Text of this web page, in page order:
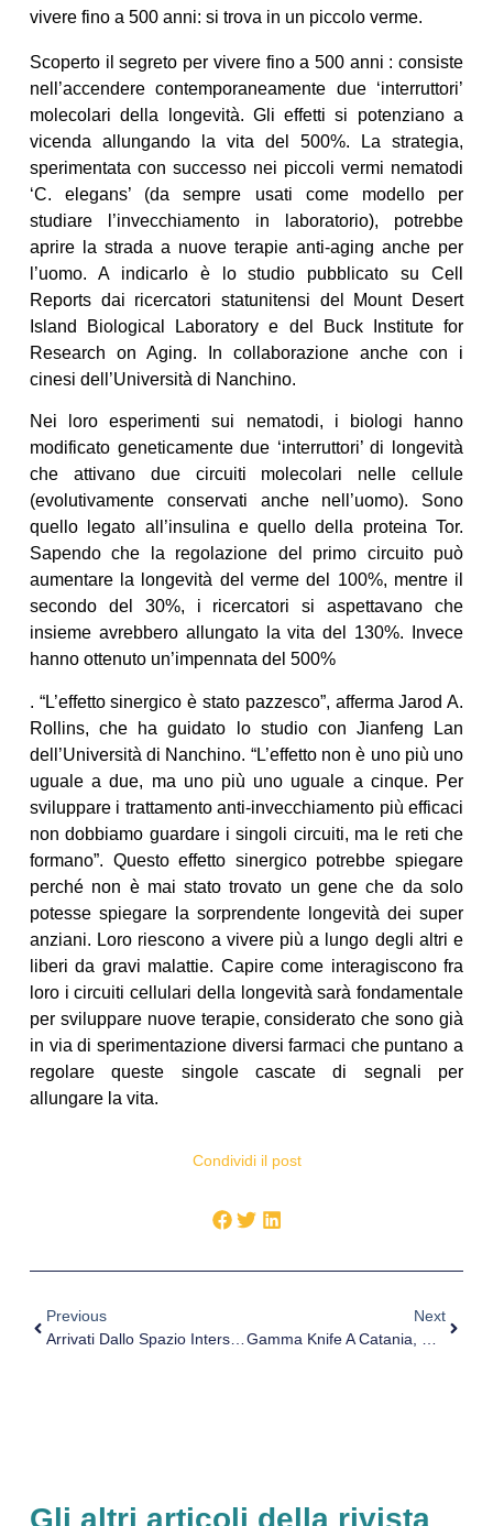
vivere fino a 500 anni: si trova in un piccolo verme.
Scoperto il segreto per vivere fino a 500 anni : consiste
nell’accendere contemporaneamente due ‘interruttori’
molecolari della longevità. Gli effetti si potenziano a
vicenda allungando la vita del 500%. La strategia,
sperimentata con successo nei piccoli vermi nematodi
‘C. elegans’ (da sempre usati come modello per
studiare l’invecchiamento in laboratorio), potrebbe
aprire la strada a nuove terapie anti-aging anche per
l’uomo. A indicarlo è lo studio pubblicato su Cell
Reports dai ricercatori statunitensi del Mount Desert
Island Biological Laboratory e del Buck Institute for
Research on Aging. In collaborazione anche con i
cinesi dell’Università di Nanchino.
Nei loro esperimenti sui nematodi, i biologi hanno
modificato geneticamente due ‘interruttori’ di longevità
che attivano due circuiti molecolari nelle cellule
(evolutivamente conservati anche nell’uomo). Sono
quello legato all’insulina e quello della proteina Tor.
Sapendo che la regolazione del primo circuito può
aumentare la longevità del verme del 100%, mentre il
secondo del 30%, i ricercatori si aspettavano che
insieme avrebbero allungato la vita del 130%. Invece
hanno ottenuto un’impennata del 500%
. “L’effetto sinergico è stato pazzesco”, afferma Jarod A.
Rollins, che ha guidato lo studio con Jianfeng Lan
dell’Università di Nanchino. “L’effetto non è uno più uno
uguale a due, ma uno più uno uguale a cinque. Per
sviluppare i trattamento anti-invecchiamento più efficaci
non dobbiamo guardare i singoli circuiti, ma le reti che
formano”. Questo effetto sinergico potrebbe spiegare
perché non è mai stato trovato un gene che da solo
potesse spiegare la sorprendente longevità dei super
anziani. Loro riescono a vivere più a lungo degli altri e
liberi da gravi malattie. Capire come interagiscono fra
loro i circuiti cellulari della longevità sarà fondamentale
per sviluppare nuove terapie, considerato che sono già
in via di sperimentazione diversi farmaci che puntano a
regolare queste singole cascate di segnali per
allungare la vita.
Condividi il post
Previous
Arrivati Dallo Spazio Interstellare I Mattoni Della Vita
Next
Gli altri articoli della rivista